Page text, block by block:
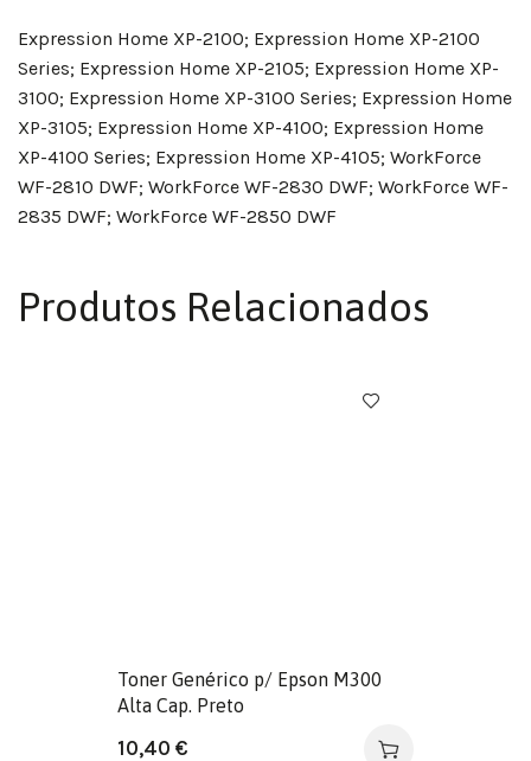
Expression Home XP-2100; Expression Home XP-2100
Series; Expression Home XP-2105; Expression Home XP-
3100; Expression Home XP-3100 Series; Expression Home
XP-3105; Expression Home XP-4100; Expression Home
XP-4100 Series; Expression Home XP-4105; WorkForce
WF-2810 DWF; WorkForce WF-2830 DWF; WorkForce WF-
2835 DWF; WorkForce WF-2850 DWF
Produtos Relacionados
Toner Genérico p/ Epson M300
Alta Cap. Preto
10,40 €